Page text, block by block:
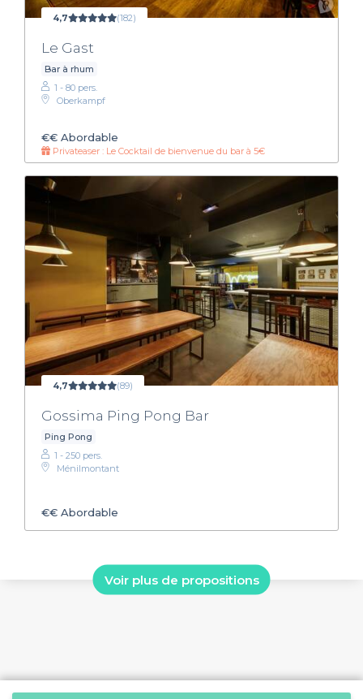
4,7 (182)
Le Gast
Bar à rhum
1 - 80 pers.
Oberkampf
€€ Abordable
Privateaser : Le Cocktail de bienvenue du bar à 5€
4,7 (89)
Gossima Ping Pong Bar
Ping Pong
1 - 250 pers.
Ménilmontant
€€ Abordable
Voir plus de propositions